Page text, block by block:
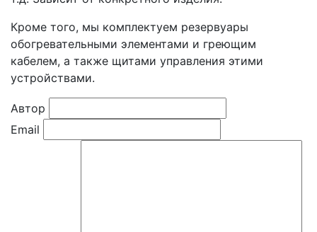
Кроме того, мы комплектуем резервуары
обогревательными элементами и греющим
кабелем, а также щитами управления этими
устройствами.
Автор
Email